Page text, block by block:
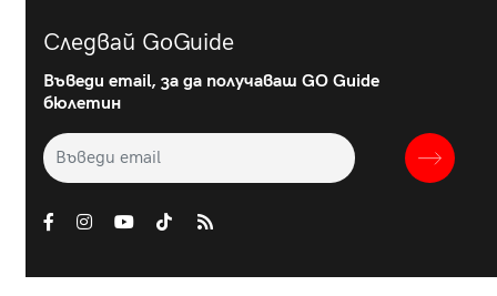
Следвай GoGuide
Въведи email, за да получаваш GO Guide
бюлетин